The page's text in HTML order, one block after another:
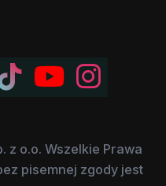
z o.o. Wszelkie Prawa
pisemnej zgody jest